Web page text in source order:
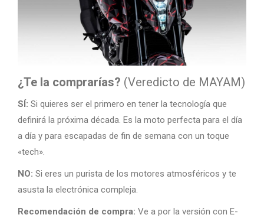
¿Te la comprarías? (Veredicto de MAYAM)
SÍ: Si quieres ser el primero en tener la tecnología que
definirá la próxima década. Es la moto perfecta para el día
a día y para escapadas de fin de semana con un toque
«tech».
NO: Si eres un purista de los motores atmosféricos y te
asusta la electrónica compleja.
Recomendación de compra: Ve a por la versión con E-